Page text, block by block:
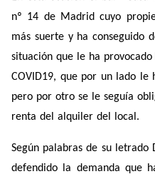
nº 14 de Madrid cuyo
más suerte y ha conseguido
situación que le ha
COVID19, que por un lado le
pero por otro se le seguía
renta del alquiler del local.
Según palabras de su letrado
defendido la demanda que